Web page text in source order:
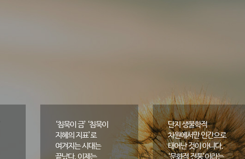
‘침묵이 금’ ‘침묵이
지혜의 지표’로
여겨지는 시대는
끝났다. 이제는
단지 생물학적
차원에서만 인간으로
태어난 것이 아니다.
‘문화적 전통’이라는